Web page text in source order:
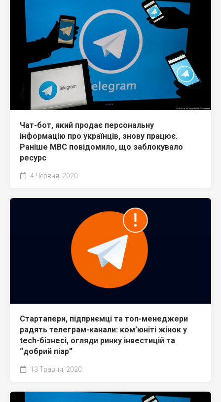
Чат-бот, який продає персональну
інформацію про українців, знову працює.
Раніше МВС повідомило, що заблокувало
ресурс
4 Червня, 2020
Стартапери, підприємці та топ-менеджери
радять телеграм-канали: ком’юніті жінок у
tech-бізнесі, огляди ринку інвестицій та
“добрий піар”
13 Травня, 2020